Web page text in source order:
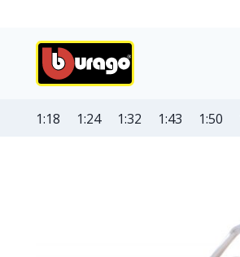
1:18 1:24 1:32 1:43 1:50